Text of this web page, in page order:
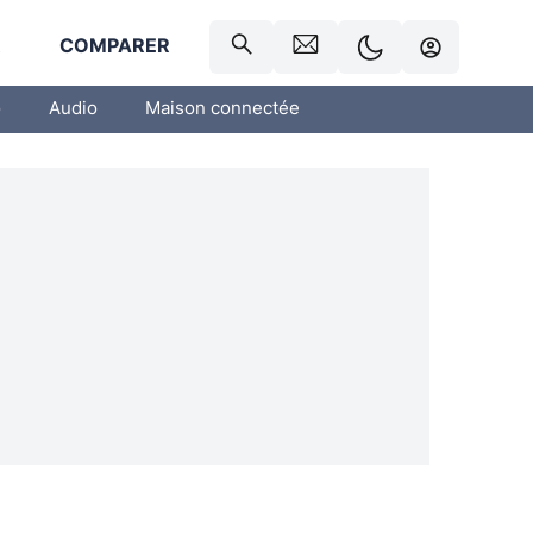
COMPARER
Audio Maison connectée